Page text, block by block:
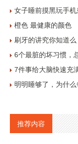
女子睡前摸黑玩手
橙色 最健康的颜色
刷牙的讲究你知道么
6个最脏的坏习惯，
7件事给大脑快速充
明明睡够了，为什
推荐内容